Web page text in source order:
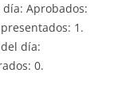
Aprobados:
1.
día:
0.